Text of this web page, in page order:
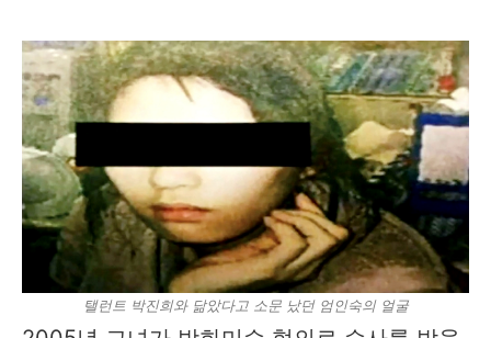
탤런트 박진희와 닮았다고 소문 났던 엄인숙의 얼굴